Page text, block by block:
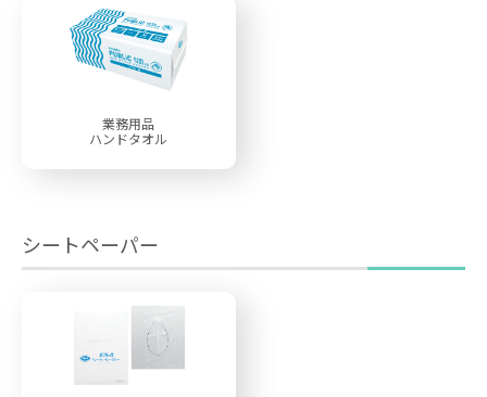
業務用品
ハンドタオル
シートペーパー